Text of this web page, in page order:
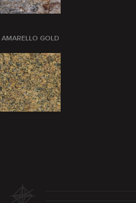
AMARELLO GOLD